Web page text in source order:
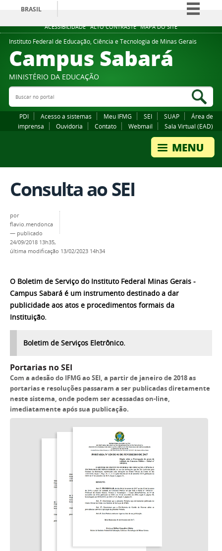
ACESSIBILIDADE ALTO CONTRASTE MAPA DO SITE
BRASIL
Simplifique!
Comunica BR
Participe
Legislação
Instituto Federal de Educação, Ciência e Tecnologia de Minas Gerais
Campus Sabará
MINISTÉRIO DA EDUCAÇÃO
Buscar no portal
PDI Acesso a sistemas Meu IFMG SEI SUAP
Área de
imprensa
Ouvidoria Contato Webmail Sala Virtual (EAD)
Consulta ao SEI
por
flavio.mendonca
— publicado
24/09/2018 13h35,
última modificação 13/02/2023 14h34
O Boletim de Serviço do Instituto Federal Minas Gerais -
Campus Sabará é um instrumento destinado a dar
publicidade aos atos e procedimentos formais da
Instituição.
Boletim de Serviços Eletrônico.
Portarias no SEI
Com a adesão do IFMG ao SEI, a partir de janeiro de 2018 as
portarias e resoluções passaram a ser publicadas diretamente
neste sistema, onde podem ser acessadas on-line,
imediatamente após sua publicação.